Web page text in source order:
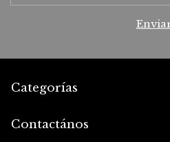
Categorías
Contactános